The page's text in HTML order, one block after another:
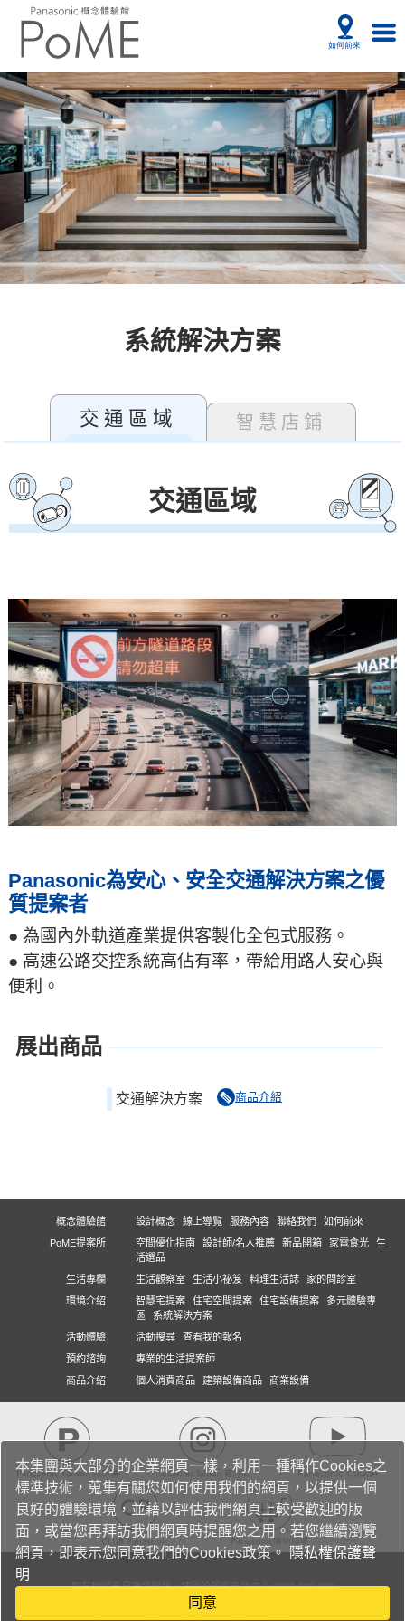
系統解決方案
交通區域 智慧店鋪
交通區域
Panasonic為安心、安全交通解決方案之優
質提案者
● 為國內外軌道產業提供客製化全包式服務。
● 高速公路交控系統高佔有率，帶給用路人安心與
便利。
展出商品
交通解決方案 商品介紹
概念體驗館 設計概念 線上導覧 服務內容 聯絡我們
如何前來
PoME提案所
空間優化指南 設計師/名人推薦 新品開箱 家電食光
生
活選品
生活專欄
生活觀察室 生活小祕笈 料理生活誌
家的問診室
環境介紹
智慧宅提案 住宅空間提案 住宅設備提案
多元體驗專
區
系統解決方案
活動體驗
活動搜尋
查看我的報名
預約諮詢
專業的生活提案師
商品介紹
個人消費商品 建築設備商品 商業設備
如有相關商品資訊問題，請電洽顧客商談中心 0800-098-800
Panasonic® 係由Panasonic Holdings Corporation授權使用
本集團與大部分的企業網頁一樣，利用一種稱作Cookies之
標準技術，蒐集有關您如何使用我們的網頁，以提供一個
良好的體驗環境，並藉以評估我們網頁上較受歡迎的版
面，或當您再拜訪我們網頁時提醒您之用。若您繼續瀏覽
網頁，即表示您同意我們的Cookies政策。隱私權保護聲
明
同意